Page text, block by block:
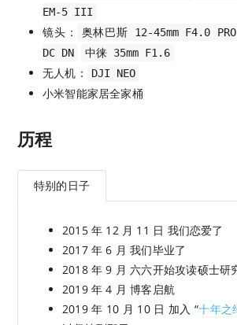
EM-5 III
镜头： 奥林巴斯 12-45mm F4.0 PRO
DC DN
中徕 35mm F1.6
无人机： DJI NEO
小米智能家居全家桶
历程
特别的日子
2015 年 12 月 11 日 我们恋爱了
2017 年 6 月 我们毕业了
2018 年 9 月 六六开始攻读硕士研
2019 年 4 月 博客启航
2019 年 10 月 10 日 加入 “十年之